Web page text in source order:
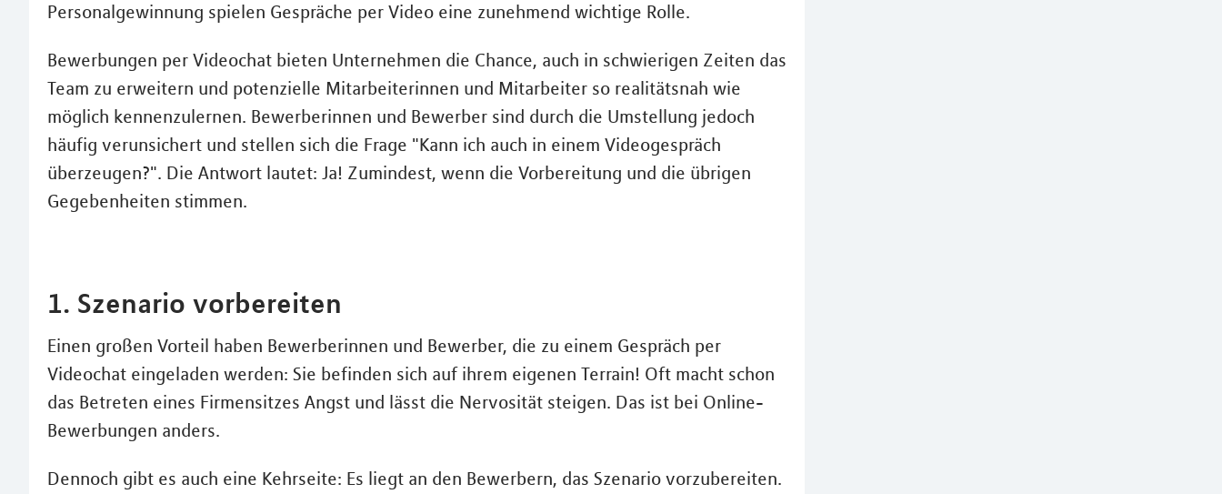
Personalgewinnung spielen Gespräche per Video eine zunehmend wichtige Rolle.
Bewerbungen per Videochat bieten Unternehmen die Chance, auch in schwierigen Zeiten das
Team zu erweitern und potenzielle Mitarbeiterinnen und Mitarbeiter so realitätsnah wie
möglich kennenzulernen. Bewerberinnen und Bewerber sind durch die Umstellung jedoch
häufig verunsichert und stellen sich die Frage "Kann ich auch in einem Videogespräch
überzeugen?". Die Antwort lautet: Ja! Zumindest, wenn die Vorbereitung und die übrigen
Gegebenheiten stimmen.
1. Szenario vorbereiten
Einen großen Vorteil haben Bewerberinnen und Bewerber, die zu einem Gespräch per
Videochat eingeladen werden: Sie befinden sich auf ihrem eigenen Terrain! Oft macht schon
das Betreten eines Firmensitzes Angst und lässt die Nervosität steigen. Das ist bei Online-
Bewerbungen anders.
Dennoch gibt es auch eine Kehrseite: Es liegt an den Bewerbern, das Szenario vorzubereiten.